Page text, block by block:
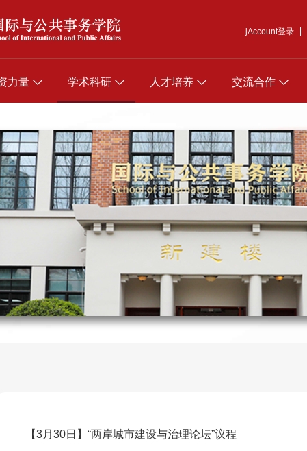
jAccount登录
力量 学术科研 人才培养 交流合作
【3月30日】“两岸城市建设与治理论坛”议程